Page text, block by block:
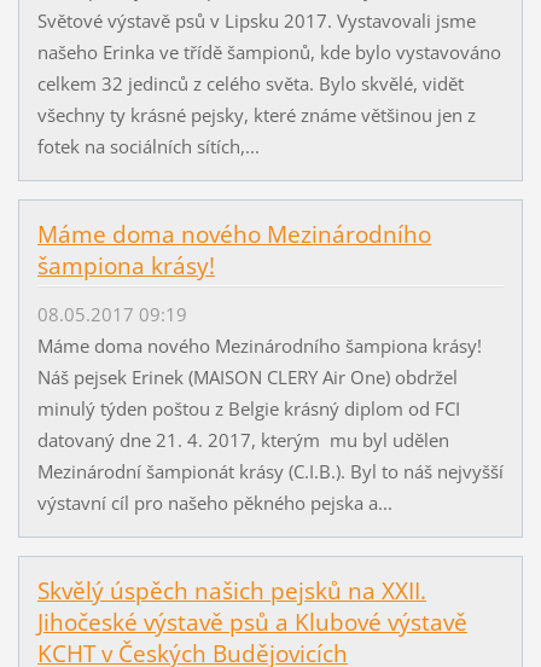
Světové výstavě psů v Lipsku 2017. Vystavovali jsme
našeho Erinka ve třídě šampionů, kde bylo vystavováno
celkem 32 jedinců z celého světa. Bylo skvělé, vidět
všechny ty krásné pejsky, které známe většinou jen z
fotek na sociálních sítích,...
Máme doma nového Mezinárodního
šampiona krásy!
08.05.2017 09:19
Máme doma nového Mezinárodního šampiona krásy!
Náš pejsek Erinek (MAISON CLERY Air One) obdržel
minulý týden poštou z Belgie krásný diplom od FCI
datovaný dne 21. 4. 2017, kterým mu byl udělen
Mezinárodní šampionát krásy (C.I.B.). Byl to náš nejvyšší
výstavní cíl pro našeho pěkného pejska a...
Skvělý úspěch našich pejsků na XXII.
Jihočeské výstavě psů a Klubové výstavě
KCHT v Českých Budějovicích